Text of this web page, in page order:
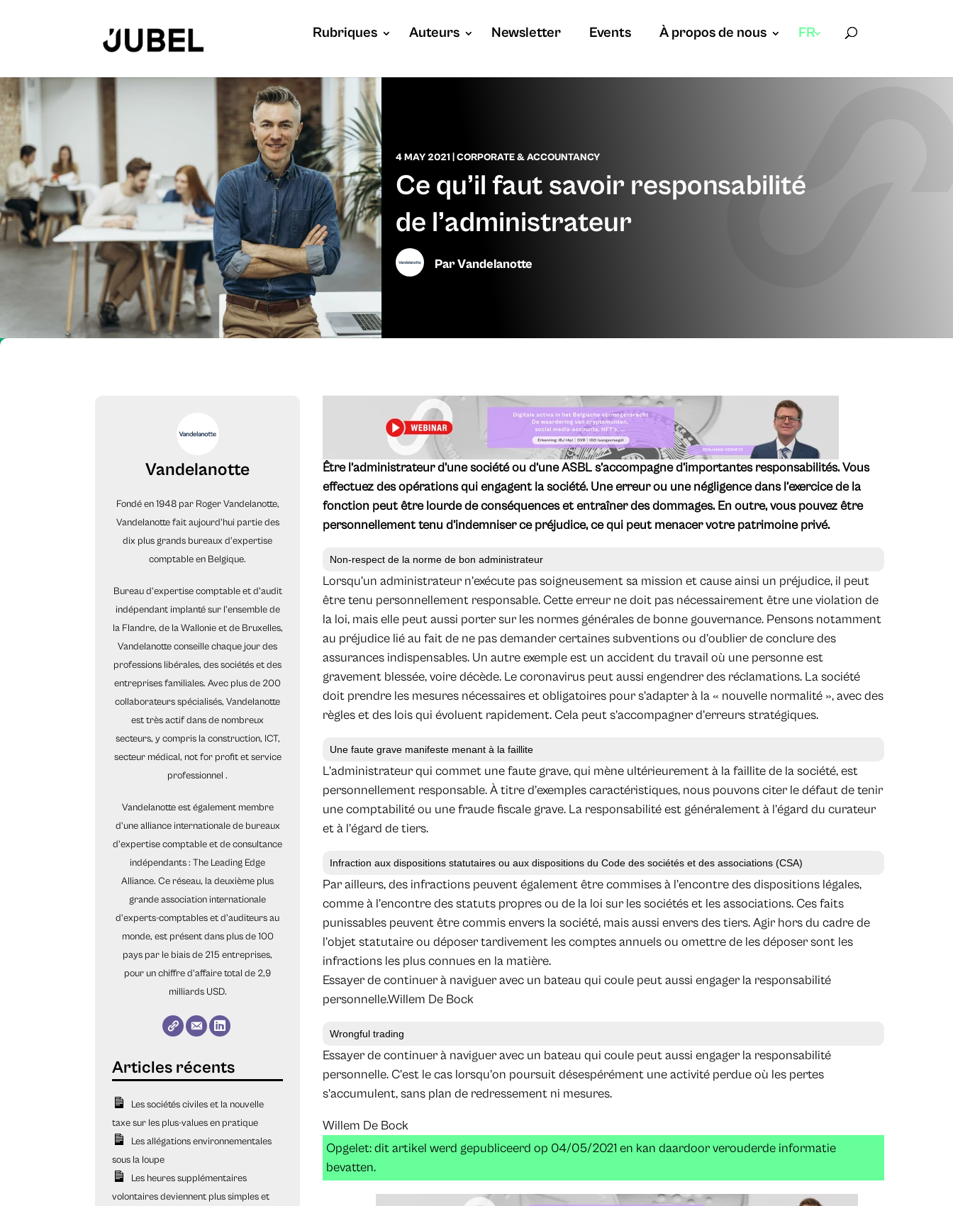
Rubriques Auteurs Newsletter Events À propos de nous FR
4 MAY 2021 CORPORATE & ACCOUNTANCY
Ce qu’il faut savoir responsabilité
de l’administrateur
ParVandelanotte
Vandelanotte
Fondé en 1948 par Roger Vandelanotte,
Vandelanotte fait aujourd'hui partie des
dix plus grands bureaux d'expertise
comptable en Belgique.
Bureau d'expertise comptable et d'audit
indépendant implanté sur l'ensemble de
la Flandre, de la Wallonie et de Bruxelles,
Vandelanotte conseille chaque jour des
professions libérales, des sociétés et des
entreprises familiales. Avec plus de 200
collaborateurs spécialisés, Vandelanotte
est très actif dans de nombreux
secteurs, y compris la construction, ICT,
secteur médical, not for profit et service
professionnel .
Vandelanotte est également membre
d'une alliance internationale de bureaux
d'expertise comptable et de consultance
indépendants : The Leading Edge
Alliance. Ce réseau, la deuxième plus
grande association internationale
d'experts-comptables et d'auditeurs au
monde, est présent dans plus de 100
pays par le biais de 215 entreprises,
pour un chiffre d'affaire total de 2,9
milliards USD.
Les sociétés civiles et la nouvelle
taxe sur les plus-values en pratique
Les allégations environnementales
sous la loupe
Les heures supplémentaires
volontaires deviennent plus simples et
Être l’administrateur d’une société ou d’une ASBL s’accompagne d’importantes responsabilités. Vous
effectuez des opérations qui engagent la société. Une erreur ou une négligence dans l’exercice de la
fonction peut être lourde de conséquences et entraîner des dommages. En outre, vous pouvez être
personnellement tenu d’indemniser ce préjudice, ce qui peut menacer votre patrimoine privé.
Non-respect de la norme de bon administrateur
Lorsqu’un administrateur n’exécute pas soigneusement sa mission et cause ainsi un préjudice, il peut
être tenu personnellement responsable. Cette erreur ne doit pas nécessairement être une violation de
la loi, mais elle peut aussi porter sur les normes générales de bonne gouvernance. Pensons notamment
au préjudice lié au fait de ne pas demander certaines subventions ou d’oublier de conclure des
assurances indispensables. Un autre exemple est un accident du travail où une personne est
gravement blessée, voire décède. Le coronavirus peut aussi engendrer des réclamations. La société
doit prendre les mesures nécessaires et obligatoires pour s’adapter à la « nouvelle normalité », avec des
règles et des lois qui évoluent rapidement. Cela peut s’accompagner d’erreurs stratégiques.
Une faute grave manifeste menant à la faillite
L’administrateur qui commet une faute grave, qui mène ultérieurement à la faillite de la société, est
personnellement responsable. À titre d’exemples caractéristiques, nous pouvons citer le défaut de tenir
une comptabilité ou une fraude fiscale grave. La responsabilité est généralement à l’égard du curateur
et à l’égard de tiers.
Infraction aux dispositions statutaires ou aux dispositions du Code des sociétés et des associations (CSA)
Par ailleurs, des infractions peuvent également être commises à l’encontre des dispositions légales,
comme à l’encontre des statuts propres ou de la loi sur les sociétés et les associations. Ces faits
punissables peuvent être commis envers la société, mais aussi envers des tiers. Agir hors du cadre de
l’objet statutaire ou déposer tardivement les comptes annuels ou omettre de les déposer sont les
infractions les plus connues en la matière.
Essayer de continuer à naviguer avec un bateau qui coule peut aussi engager la responsabilité
personnelle.Willem De Bock
Wrongful trading
Essayer de continuer à naviguer avec un bateau qui coule peut aussi engager la responsabilité
personnelle. C’est le cas lorsqu’on poursuit désespérément une activité perdue où les pertes
s’accumulent, sans plan de redressement ni mesures.
Willem De Bock
Opgelet: dit artikel werd gepubliceerd op 04/05/2021 en kan daardoor verouderde informatie
bevatten.